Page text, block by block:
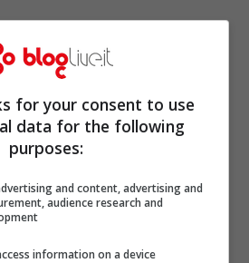
ciò spingerà anche i bund
rialzo e anche la
inizierà a
mercati, che essa
for your consent to use
data for the following
purposes:
and content, advertising and
audience research and
information on a device